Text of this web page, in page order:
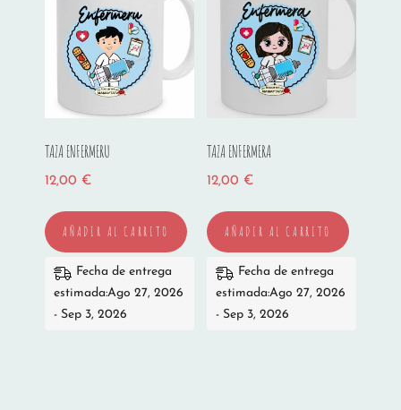
TAZA ENFERMERU
12,00 €
AÑADIR AL CARRITO
Fecha de entrega
estimada:Ago 27, 2026
- Sep 3, 2026
TAZA ENFERMERA
12,00 €
AÑADIR AL CARRITO
Fecha de entrega
estimada:Ago 27, 2026
- Sep 3, 2026